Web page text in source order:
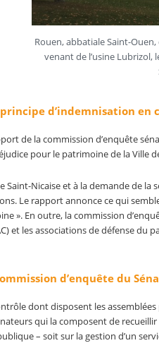
Rouen, abbatiale Saint-
venant de l’usine Lubrizol,
principe d’indemnisation
de la commission d’enquête
pour le patrimoine de la Ville
Saint-Nicaise et à la demande de
Le rapport annonce ce qui
». En outre, la commission
et les associations de défense du
d’enquête du
dont disposent les
qui la composent de
– soit sur la gestion d’un